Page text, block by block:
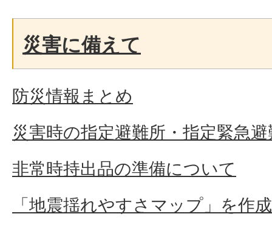
災害に備えて
防災情報まとめ
災害時の指定避難所・指定緊急
非常時持出品の準備について
「地震揺れやすさマップ」を作